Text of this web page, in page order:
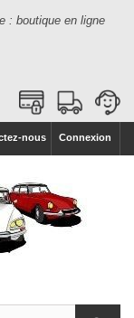
: boutique en ligne
Connexion
nous